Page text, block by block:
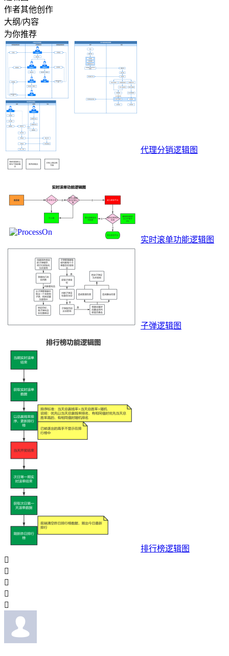
作者其他创作
大纲/内容
为你推荐
代理分销逻辑图
实时滚单功能逻辑图
子弹逻辑图
排行榜逻辑图




